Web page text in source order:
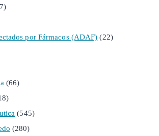
por Fármacos (ADAF) (22)
(66)
(545)
(280)